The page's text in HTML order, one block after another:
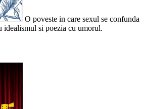
O poveste in care sexul se confunda
idealismul si poezia cu umorul.